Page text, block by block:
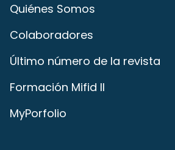
Quiénes Somos
Colaboradores
Último número de la revista
Formación Mifid II
MyPorfolio